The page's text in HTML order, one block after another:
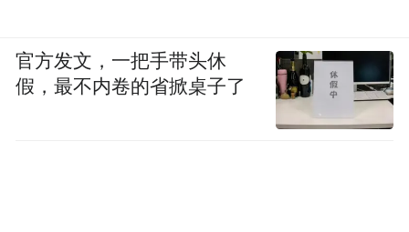
官方发文，一把手带头休
假，最不内卷的省掀桌子了